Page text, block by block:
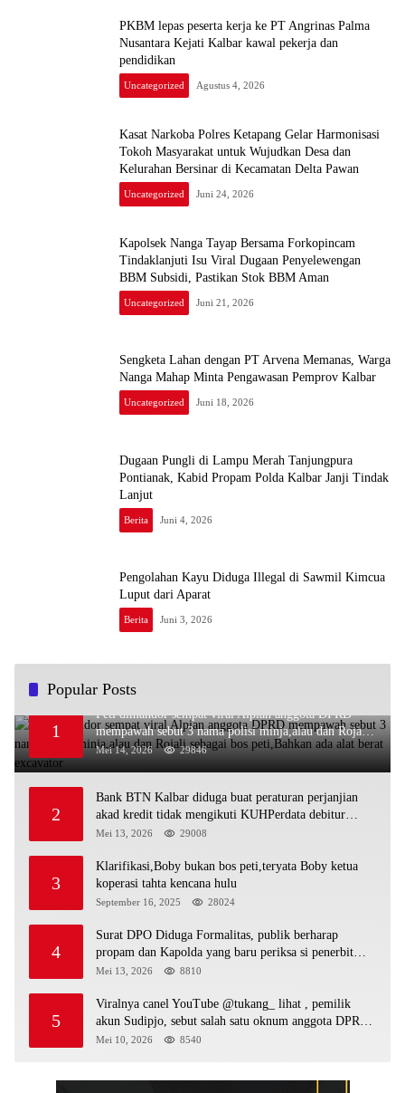
PKBM lepas peserta kerja ke PT Angrinas Palma
Nusantara Kejati Kalbar kawal pekerja dan
pendidikan
Uncategorized Agustus 4, 2026
Kasat Narkoba Polres Ketapang Gelar Harmonisasi
Tokoh Masyarakat untuk Wujudkan Desa dan
Kelurahan Bersinar di Kecamatan Delta Pawan
Uncategorized Juni 24, 2026
Kapolsek Nanga Tayap Bersama Forkopincam
Tindaklanjuti Isu Viral Dugaan Penyelewengan
BBM Subsidi, Pastikan Stok BBM Aman
Uncategorized Juni 21, 2026
Sengketa Lahan dengan PT Arvena Memanas, Warga
Nanga Mahap Minta Pengawasan Pemprov Kalbar
Uncategorized Juni 18, 2026
Dugaan Pungli di Lampu Merah Tanjungpura
Pontianak, Kabid Propam Polda Kalbar Janji Tindak
Lanjut
Berita Juni 4, 2026
Pengolahan Kayu Diduga Illegal di Sawmil Kimcua
Luput dari Aparat
Berita Juni 3, 2026
Popular Posts
1
Peti dimandor sempat viral Alpian anggota DPRD
mempawah sebut 3 nama polisi minja,alau dan Rojali
sebagai bos peti,Bahkan ada alat berat excavator
Mei 14, 2026 29846
2
Bank BTN Kalbar diduga buat peraturan perjanjian
akad kredit tidak mengikuti KUHPerdata debitur
awam di bentur dengan aturan diduga tanpa dasar
Mei 13, 2026 29008
3
Klarifikasi,Boby bukan bos peti,teryata Boby ketua
koperasi tahta kencana hulu
September 16, 2025 28024
4
Surat DPO Diduga Formalitas, publik berharap
propam dan Kapolda yang baru periksa si penerbit
surat serta Aph diduga lepaskan DPO
Mei 13, 2026 8810
5
Viralnya canel YouTube @tukang_ lihat , pemilik
akun Sudipjo, sebut salah satu oknum anggota DPRD
mempawah terlibat sebagai cukong peti Kapolda yang
Mei 10, 2026 8540